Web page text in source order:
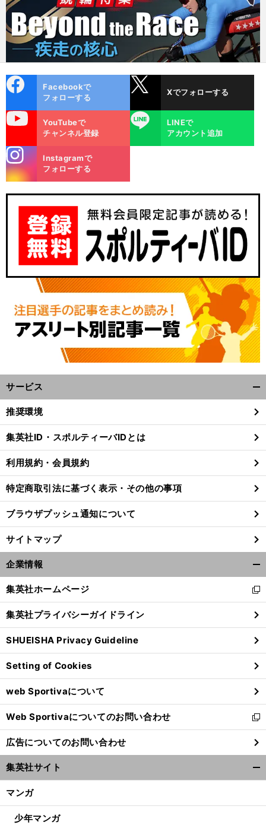
ok
Facebookで
フォローする
Xでフォローする
YouTubeで
チャンネル登録
LINE
LINEで
アカウント追加
m
Instagramで
フォローする
サービス
閉
る
推奨環境
集英社ID・スポルティーバIDとは
利用規約・会員規約
特定商取引法に基づく表示・その他の事項
ブラウザプッシュ通知について
サイトマップ
企業情報
閉
る
集英社ホームページ
新
し
い
ウ
ィ
ン
ド
ウ
で
開
く
集英社プライバシーガイドライン
SHUEISHA Privacy Guideline
Setting of Cookies
web Sportivaについて
Web Sportivaについてのお問い合わせ
新
し
い
ウ
ィ
ン
ウ
広告についてのお問い合わせ
集英社サイト
マンガ
少年マンガ